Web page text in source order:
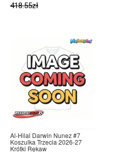
418.55zł
Al-Hilal Darwin Nunez #7
Koszulka Trzecia 2026-27
Krótki Rękaw